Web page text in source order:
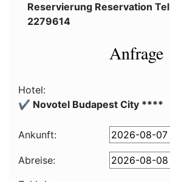
Reservierung Reservation
2279614
Anfrage
Hotel:
✔️ Novotel Budapest City ****
Ankunft:
Abreise: